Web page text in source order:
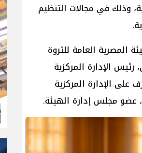
وذلك في مجالات التنظيم
المصرية العامة للثروة
رئيس الإدارة المركزية
على الإدارة المركزية
عضو مجلس إدارة الهيئة.